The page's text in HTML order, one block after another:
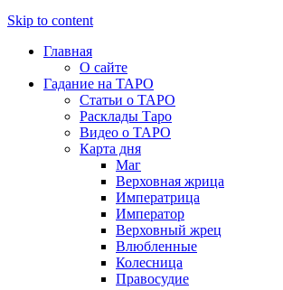
Skip to content
Главная
О сайте
Гадание на ТАРО
Статьи о ТАРО
Расклады Таро
Видео о ТАРО
Карта дня
Маг
Верховная жрица
Императрица
Император
Верховный жрец
Влюбленные
Колесница
Правосудие